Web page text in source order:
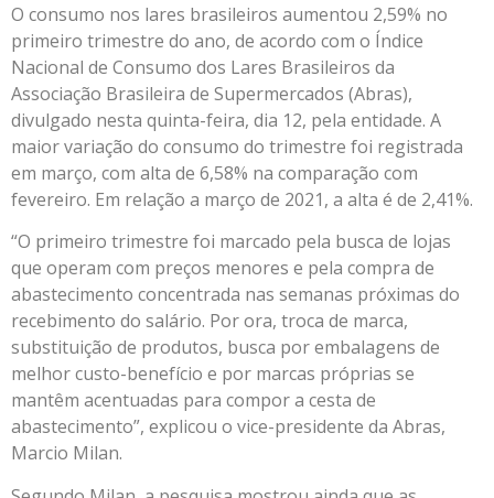
O consumo nos lares brasileiros aumentou 2,59% no
primeiro trimestre do ano, de acordo com o Índice
Nacional de Consumo dos Lares Brasileiros da
Associação Brasileira de Supermercados (Abras),
divulgado nesta quinta-feira, dia 12, pela entidade. A
maior variação do consumo do trimestre foi registrada
em março, com alta de 6,58% na comparação com
fevereiro. Em relação a março de 2021, a alta é de 2,41%.
“O primeiro trimestre foi marcado pela busca de lojas
que operam com preços menores e pela compra de
abastecimento concentrada nas semanas próximas do
recebimento do salário. Por ora, troca de marca,
substituição de produtos, busca por embalagens de
melhor custo-benefício e por marcas próprias se
mantêm acentuadas para compor a cesta de
abastecimento”, explicou o vice-presidente da Abras,
Marcio Milan.